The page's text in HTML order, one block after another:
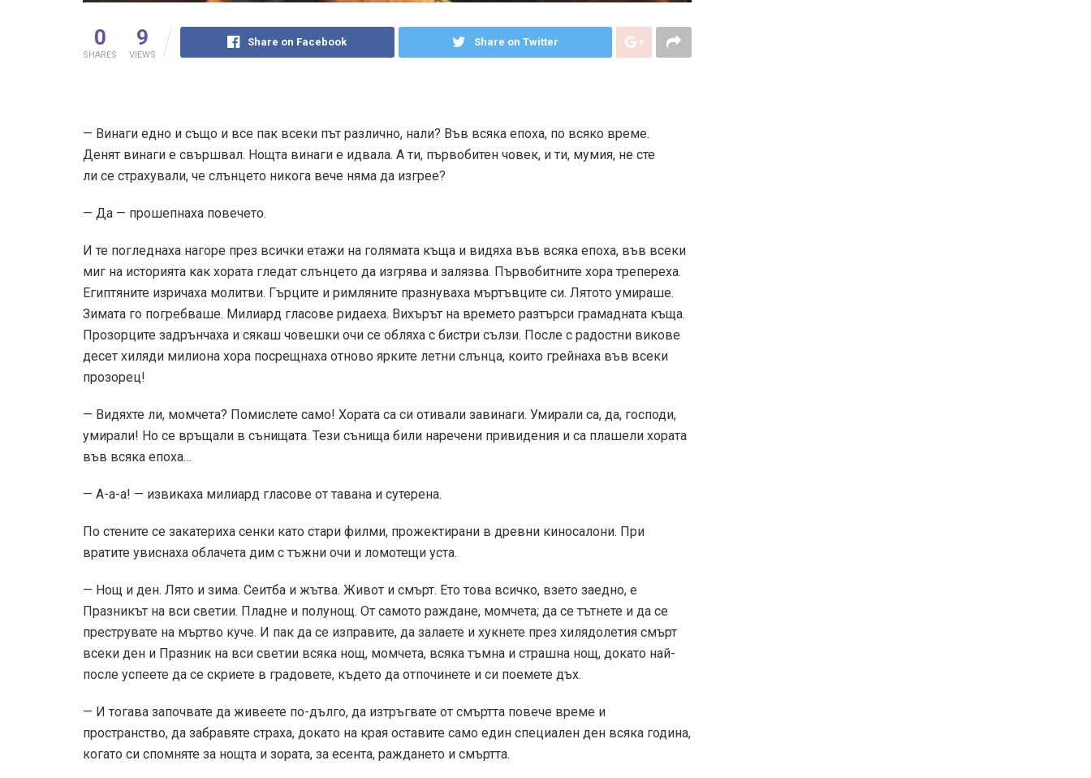
0
SHARES
9
VIEWS
Share on Facebook Share on Twitter
— Винаги едно и също и все пак всеки път различно, нали? Във всяка епоха, по всяко време.
Денят винаги е свършвал. Нощта винаги е идвала. А ти, първобитен човек, и ти, мумия, не сте
ли се страхували, че слънцето никога вече няма да изгрее?
— Да — прошепнаха повечето.
И те погледнаха нагоре през всички етажи на голямата къща и видяха във всяка епоха, във всеки
миг на историята как хората гледат слънцето да изгрява и залязва. Първобитните хора трепереха.
Египтяните изричаха молитви. Гърците и римляните празнуваха мъртъвците си. Лятото умираше.
Зимата го погребваше. Милиард гласове ридаеха. Вихърът на времето разтърси грамадната къща.
Прозорците задрънчаха и сякаш човешки очи се обляха с бистри сълзи. После с радостни викове
десет хиляди милиона хора посрещнаха отново ярките летни слънца, които грейнаха във всеки
прозорец!
— Видяхте ли, момчета? Помислете само! Хората са си отивали завинаги. Умирали са, да, господи,
умирали! Но се връщали в сънищата. Тези сънища били наречени привидения и са плашели хората
във всяка епоха…
— А-а-а! — извикаха милиард гласове от тавана и сутерена.
По стените се закатериха сенки като стари филми, прожектирани в древни киносалони. При
вратите увиснаха облачета дим с тъжни очи и ломотещи уста.
— Нощ и ден. Лято и зима. Сеитба и жътва. Живот и смърт. Ето това всичко, взето заедно, е
Празникът на вси светии. Пладне и полунощ. От самото раждане, момчета; да се тътнете и да се
преструвате на мъртво куче. И пак да се изправите, да залаете и хукнете през хилядолетия смърт
всеки ден и Празник на вси светии всяка нощ, момчета, всяка тъмна и страшна нощ, докато най-
после успеете да се скриете в градовете, където да отпочинете и си поемете дъх.
— И тогава започвате да живеете по-дълго, да изтръгвате от смъртта повече време и
пространство, да забравяте страха, докато на края оставите само един специален ден всяка година,
когато си спомняте за нощта и зората, за есента, раждането и смъртта.